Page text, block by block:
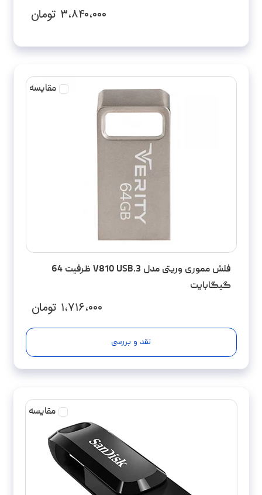
۳،۸۴۰،۰۰۰ تومان
مقایسه
فلش مموری وریتی مدل V810 USB.3 ظرفیت 64
گیگابایت
۱،۷۱۶،۰۰۰ تومان
نقد و بررسی
مقایسه